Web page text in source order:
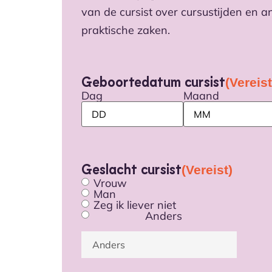
van de cursist over cursustijden en
praktische zaken.
Geboortedatum cursist
Dag
Maand
Geslacht cursist(Vereist)
Vrouw
Man
Zeg ik liever niet
Anders